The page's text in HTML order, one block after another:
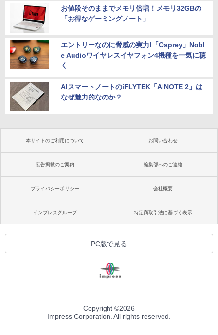
お値段そのままでメモリ倍増！メモリ32GBの
「お得なゲーミングノート」
エントリーなのに脅威の実力!「Osprey」Nobl
e Audioワイヤレスイヤフォン4機種を一気に聴
く
AIスマートノートのiFLYTEK「AINOTE 2」は
なぜ魅力的なのか？
本サイトのご利用について お問い合わせ
広告掲載のご案内 編集部へのご連絡
プライバシーポリシー 会社概要
インプレスグループ 特定商取引法に基づく表示
PC版で見る
Copyright ©2026
Impress Corporation. All rights reserved.